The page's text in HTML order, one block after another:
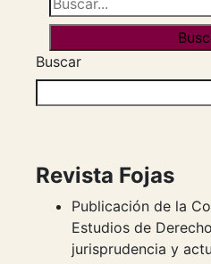
Buscar
Revista Fojas
Publicación de la
Estudios de
jurisprudencia y